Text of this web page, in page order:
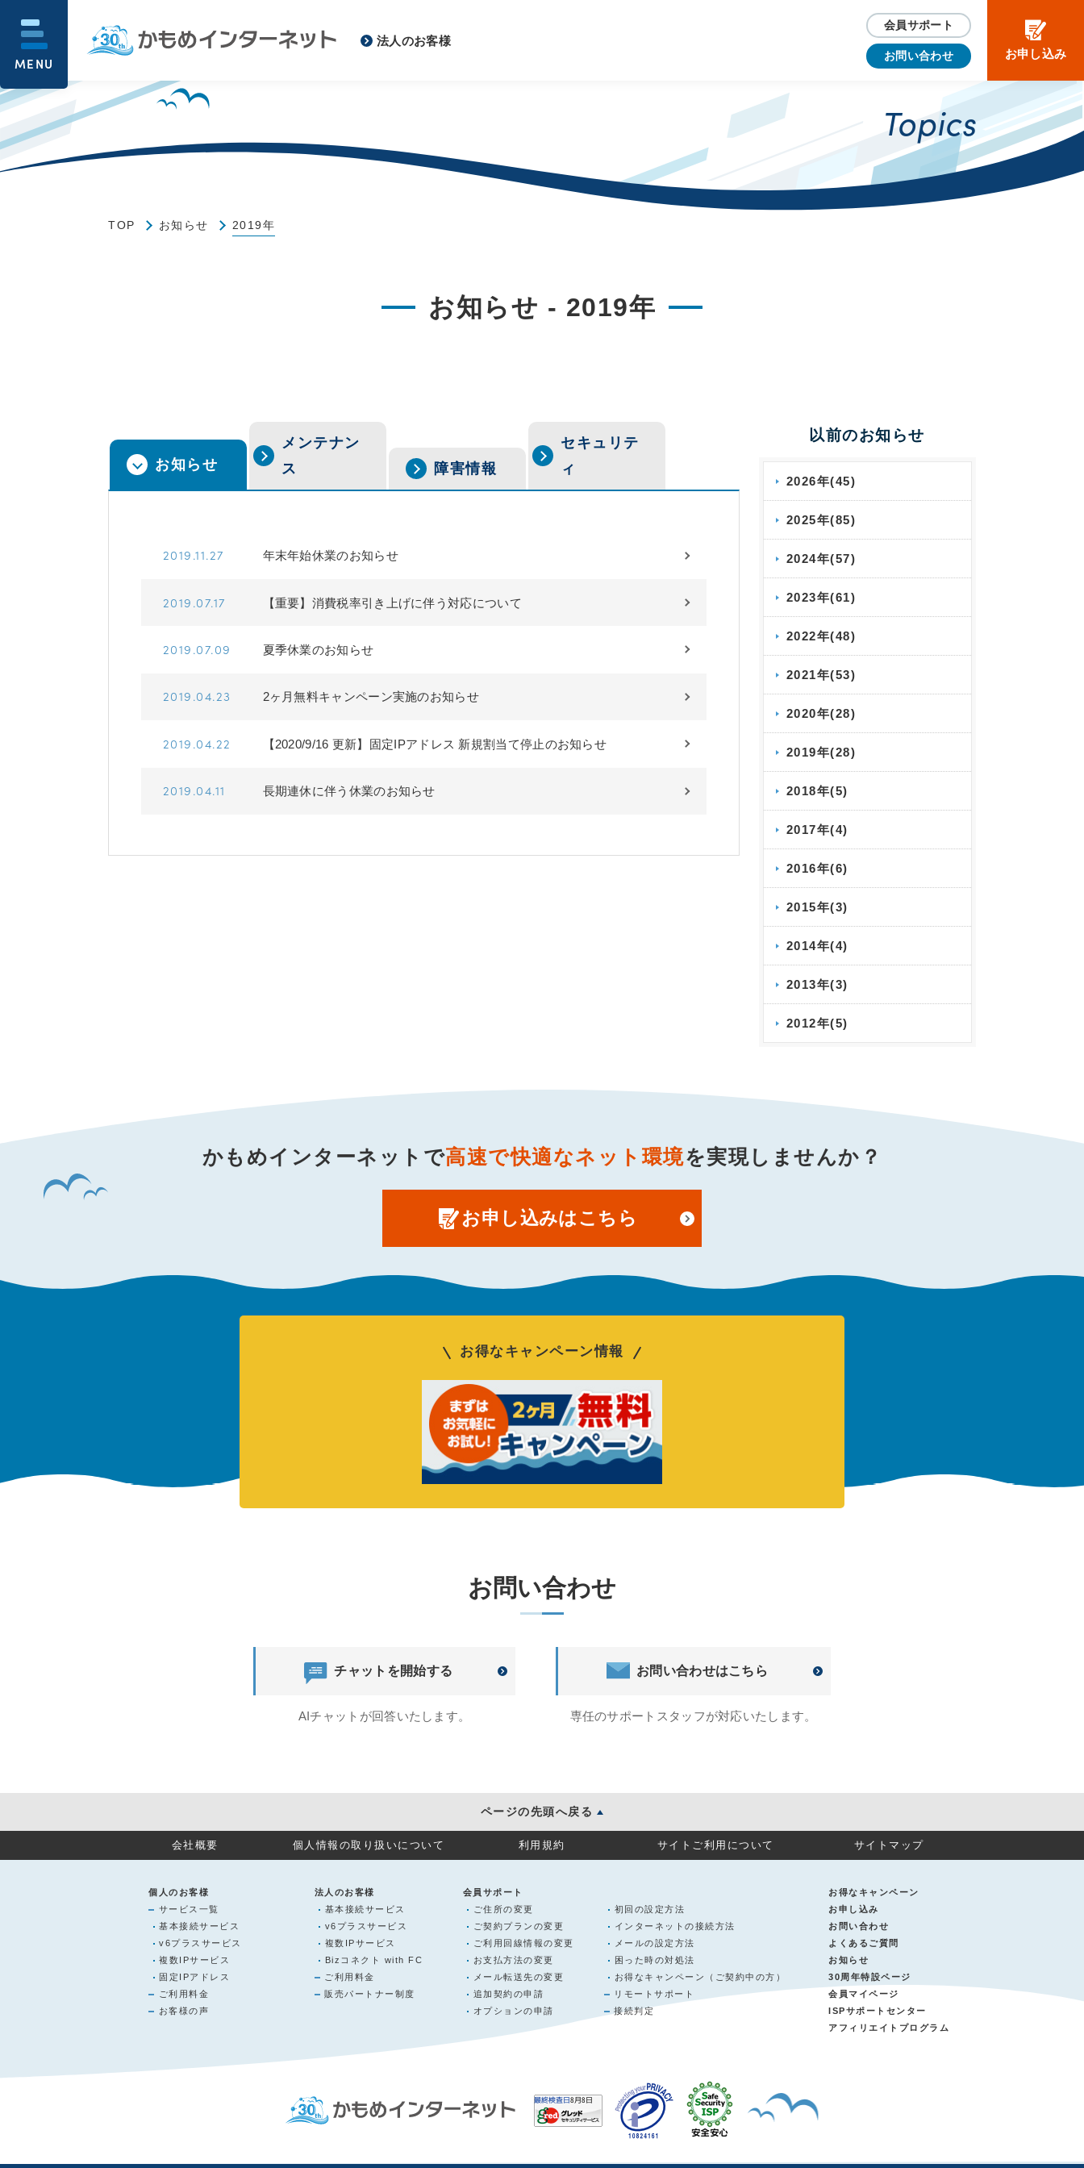
MENU
法人のお客様
会員サポート
お問い合わせ お申し込み
Topics
TOP お知らせ 2019年
お知らせ - 2019年
お知らせ
メンテナン
ス
障害情報
セキュリテ
ィ
2019.11.27 年末年始休業のお知らせ
2019.07.17 【重要】消費税率引き上げに伴う対応について
2019.07.09 夏季休業のお知らせ
2019.04.23 2ヶ月無料キャンペーン実施のお知らせ
2019.04.22 【2020/9/16 更新】固定IPアドレス 新規割当て停止のお知らせ
2019.04.11 長期連休に伴う休業のお知らせ
以前のお知らせ
2026年(45)
2025年(85)
2024年(57)
2023年(61)
2022年(48)
2021年(53)
2020年(28)
2019年(28)
2018年(5)
2017年(4)
2016年(6)
2015年(3)
2014年(4)
2013年(3)
2012年(5)
かもめインターネットで高速で快適なネット環境を実現しませんか？
お申し込みはこちら
お得なキャンペーン情報
お問い合わせ
チャットを開始する
AIチャットが回答いたします。
お問い合わせはこちら
専任のサポートスタッフが対応いたします。
ページの先頭へ戻る
会社概要 個人情報の取り扱いについて 利用規約 サイトご利用について サイトマップ
個人のお客様
サービス一覧
基本接続サービス
v6プラスサービス
複数IPサービス
固定IPアドレス
ご利用料金
お客様の声
法人のお客様
基本接続サービス
v6プラスサービス
複数IPサービス
Bizコネクト with FC
ご利用料金
販売パートナー制度
会員サポート
ご住所の変更
ご契約プランの変更
ご利用回線情報の変更
お支払方法の変更
メール転送先の変更
追加契約の申請
オプションの申請
初回の設定方法
インターネットの接続方法
メールの設定方法
困った時の対処法
お得なキャンペーン（ご契約中の方）
リモートサポート
接続判定
お得なキャンペーン
お申し込み
お問い合わせ
よくあるご質問
お知らせ
30周年特設ページ
会員マイページ
ISPサポートセンター
アフィリエイトプログラム